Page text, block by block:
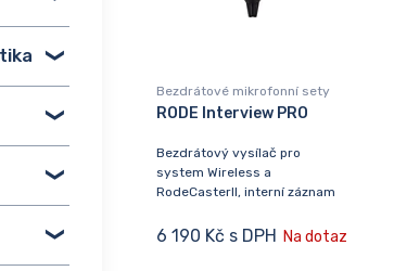
Bezdrátové mikrofonní sety
RODE Interview PRO
Bezdrátový vysílač pro
system Wireless a
RodeCasterII, interní záznam
6 190 Kč s DPH Na dotaz